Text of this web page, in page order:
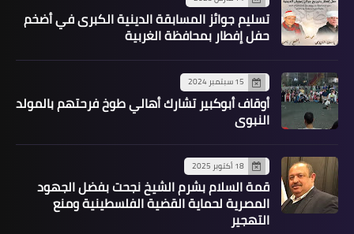
تسليم جوائز المسابقة الدينية الكبرى في أضخم
حفل إفطار بمحافظة الغربية
15 سبتمبر 2024
أوقاف أبوكبير تشارك أهالي طوخ فرحتهم بالمولد
النبوي
18 أكتوبر 2025
قمة السلام بشرم الشيخ نجحت بفضل الجهود
المصرية لحماية القضية الفلسطينية ومنع
التهجير